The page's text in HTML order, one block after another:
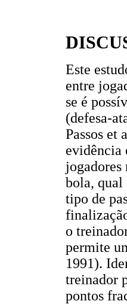
Este
entre
se é
(defesa-
Passos et
evidência
jogadores
bola, qual
tipo de
o
permite
1991).
treinador
pontos